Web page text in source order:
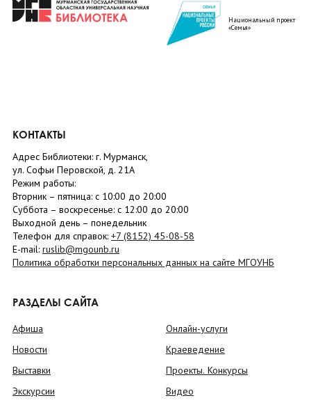
Национальный проект
«Семья»
КОНТАКТЫ
Адрес Библиотеки: г. Мурманск,
ул. Софьи Перовской, д. 21А
Режим работы:
Вторник – пятница: с 10:00 до 20:00
Суббота – воскресенье: c 12:00 до 20:00
Выходной день – понедельник
Телефон для справок: +7 (8152) 45-08-58
E-mail: ruslib@mgounb.ru
Политика обработки персональных данных на сайте МГОУНБ
РАЗДЕЛЫ САЙТА
Афиша
Новости
Выставки
Экскурсии
Онлайн-услуги
Краеведение
Проекты. Конкурсы
Видео